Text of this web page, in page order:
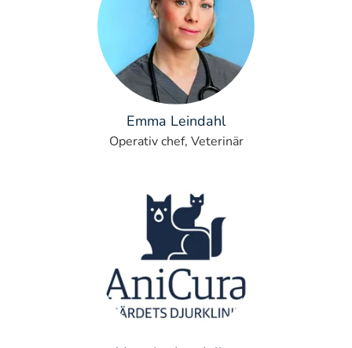
Emma Leindahl
Operativ chef, Veterinär